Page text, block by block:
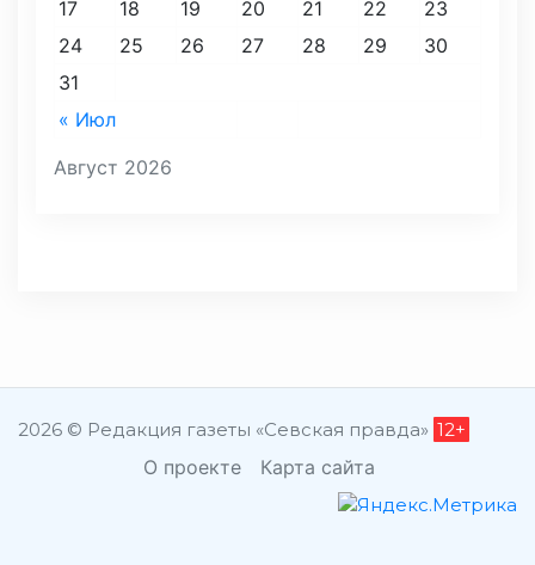
Август 2026
« Июл
17
18 19 20 21 22
23
24
25 26 27 28 29
30
31
2026 © Редакция газеты «Севская правда» 12+
О проекте Карта сайта